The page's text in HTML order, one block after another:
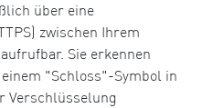
über eine
zwischen Ihrem
Sie erkennen
"Schloss"-Symbol in
Verschlüsselung